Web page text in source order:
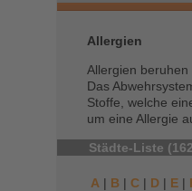
Allergien
Allergien beruhen
Das
Stoffe, welche
um eine Allergie
Städte-Liste
A | B | C | D | E |